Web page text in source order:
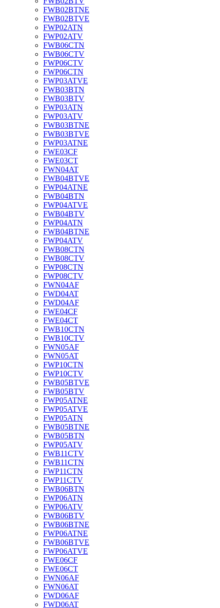
FWB02BTNE
FWB02BTVE
FWP02ATN
FWP02ATV
FWB06CTN
FWB06CTV
FWP06CTV
FWP06CTN
FWP03ATVE
FWB03BTN
FWB03BTV
FWP03ATN
FWP03ATV
FWB03BTNE
FWB03BTVE
FWP03ATNE
FWE03CF
FWE03CT
FWN04AT
FWB04BTVE
FWP04ATNE
FWB04BTN
FWP04ATVE
FWB04BTV
FWP04ATN
FWB04BTNE
FWP04ATV
FWB08CTN
FWB08CTV
FWP08CTN
FWP08CTV
FWN04AF
FWD04AT
FWD04AF
FWE04CF
FWE04CT
FWB10CTN
FWB10CTV
FWN05AF
FWN05AT
FWP10CTN
FWP10CTV
FWB05BTVE
FWB05BTV
FWP05ATNE
FWP05ATVE
FWP05ATN
FWB05BTNE
FWB05BTN
FWP05ATV
FWB11CTV
FWB11CTN
FWP11CTN
FWP11CTV
FWB06BTN
FWP06ATN
FWP06ATV
FWB06BTV
FWB06BTNE
FWP06ATNE
FWB06BTVE
FWP06ATVE
FWE06CF
FWE06CT
FWN06AF
FWN06AT
FWD06AF
FWD06AT